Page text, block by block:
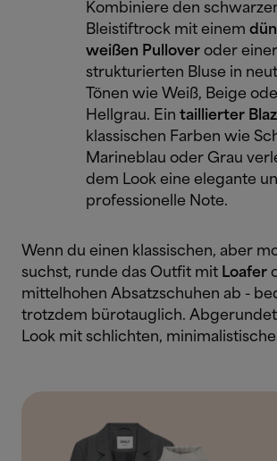
Kombiniere den
Bleistiftrock mit einem
weißen Pullover oder einer
strukturierten Bluse in
Tönen wie Weiß, Beige
Hellgrau. Ein taillierter
klassischen Farben wie
Marineblau oder Grau
dem Look eine elegante
professionelle Note.
Wenn du einen klassischen, aber
suchst, runde das Outfit mit Loafer
mittelhohen Absatzschuhen ab -
trotzdem bürotauglich.
Look mit schlichten,